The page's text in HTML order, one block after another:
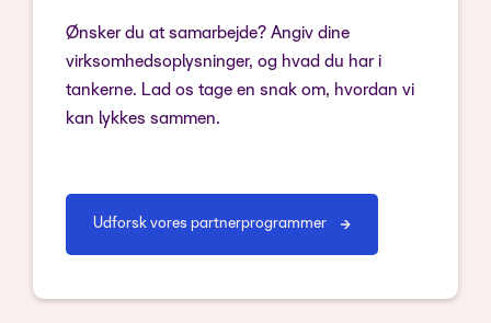
Ønsker du at samarbejde? Angiv dine
virksomhedsoplysninger, og hvad du har i
tankerne. Lad os tage en snak om, hvordan vi
kan lykkes sammen.
Udforsk vores partnerprogrammer